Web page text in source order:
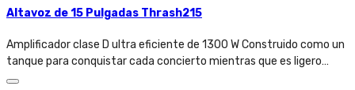
Altavoz de 15 Pulgadas Thrash215
Amplificador clase D ultra eficiente de 1300 W Construido como un
tanque para conquistar cada concierto mientras que es ligero…